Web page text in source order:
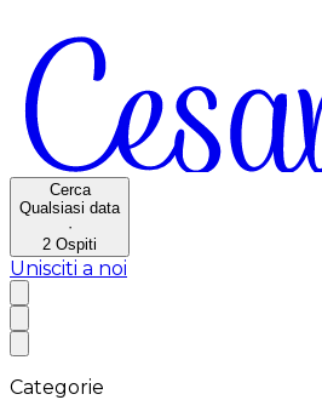
Cerca
Qualsiasi data
·
2 Ospiti
Unisciti a noi
Categorie